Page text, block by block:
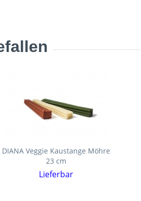
DIANA Veggie Kaustange Möhre
23 cm
Lieferbar